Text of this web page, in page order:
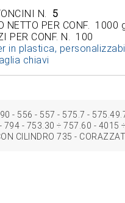
N. 5
NETTO PER CONF. 1000
PER CONF. N. 100
in plastica,
chiavi
‑ 556 ‑ 557 ‑ 575.7 ‑
794 ‑ 753.30 ÷ 757.60 ‑ 4015
CILINDRO 735 ‑